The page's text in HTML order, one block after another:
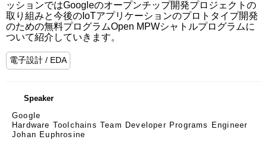
ッションではGoogleのオープンチップ開発プロジェクトの
取り組みと今後のIoTアプリケーションのプロトタイプ開発
のための無料プログラムOpen MPWシャトルプログラムに
ついて紹介していきます。
電子設計 / EDA
Speaker
Google
Hardware Toolchains Team Developer Programs Engineer
Johan Euphrosine